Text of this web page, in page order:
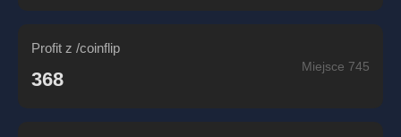
Profit z /coinflip
368
Miejsce 745